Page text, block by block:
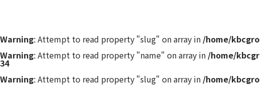
Warning: Attempt to read property "slug" on array in /home/
Warning: Attempt to read property "name" on array in /home/
34
Warning: Attempt to read property "slug" on array in /home/